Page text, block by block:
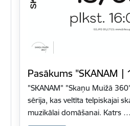
Pasākums "SKANAM |
"SKANAM" "Skaņu Muižā
sērija, kas veltīta telpiskajai
muzikālai domāšanai. Katrs …